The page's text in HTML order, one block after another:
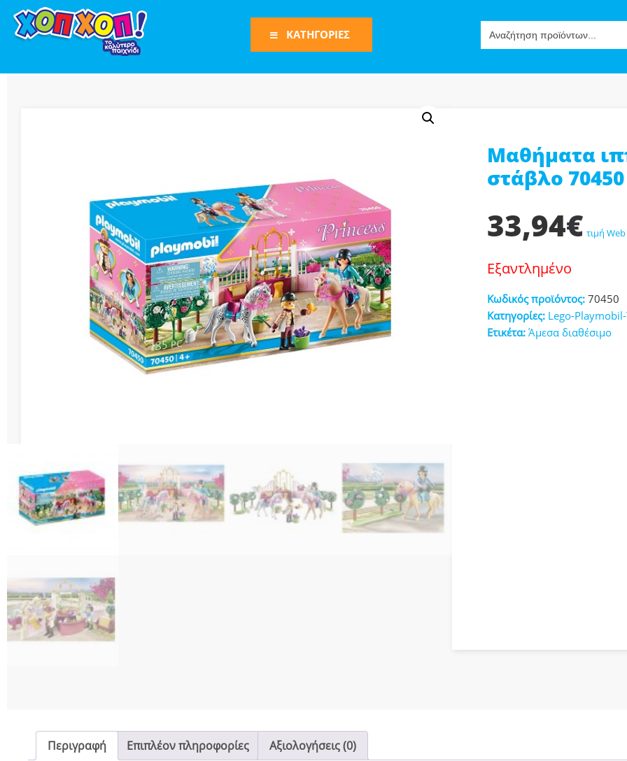
for:
ΚΑΤΗΓΟΡΙΕΣ
Τρένα
Bruder
Οχήματα
Πίστες-Γκαράζ
Παιχνίδια Ρόλων-Μίμησης
Play Set
Όπλα
Διάφορες Κατασκευές
Σπόρ
Μαθήματα
στάβλο 70450
33,94€ τιμή Web
Εξαντλημένο
Κωδικός προϊόντος: 70450
Κατηγορίες: Lego-
Ετικέτα: Άμεσα διαθέσιμο
Περιγραφή Επιπλέον πληροφορίες Αξιολογήσεις (0)